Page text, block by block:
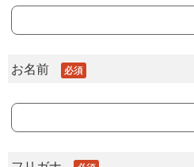
お名前 必須